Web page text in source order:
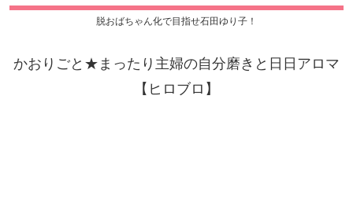
脱おばちゃん化で目指せ石田ゆり子！
かおりごと★まったり主婦の自分磨きと日日アロマ
【ヒロブロ】